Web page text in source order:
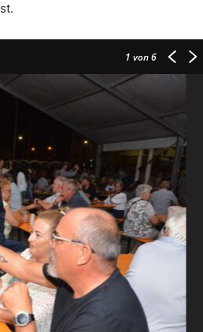
1 von 6